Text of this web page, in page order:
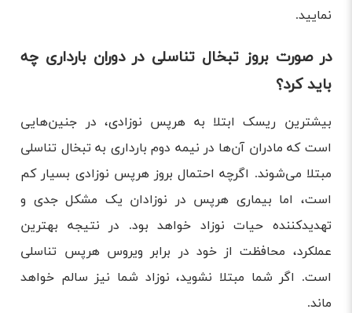
نمایید.
در صورت بروز تبخال تناسلی در دوران بارداری چه
باید کرد؟
بیشترین ریسک ابتلا به هرپس نوزادی، در جنین‌هایی
است که مادران آن‌ها در نیمه دوم بارداری به تبخال تناسلی
مبتلا می‌شوند. اگرچه احتمال بروز هرپس نوزادی بسیار کم
است، اما بیماری هرپس در نوزادان یک مشکل جدی و
تهدیدکننده حیات نوزاد خواهد بود. در نتیجه بهترین
عملکرد، محافظت از خود در برابر ویروس هرپس تناسلی
است. اگر شما مبتلا نشوید، نوزاد شما نیز سالم خواهد
ماند.